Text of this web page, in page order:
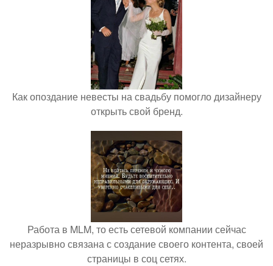
Как опоздание невесты на свадьбу помогло дизайнеру
открыть свой бренд.
Работа в MLM, то есть сетевой компании сейчас
неразрывно связана с создание своего контента, своей
страницы в соц сетях.